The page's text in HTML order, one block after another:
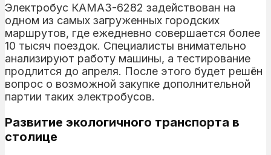
Электробус КАМАЗ-6282 задействован на
одном из самых загруженных городских
маршрутов, где ежедневно совершается более
10 тысяч поездок. Специалисты внимательно
анализируют работу машины, а тестирование
продлится до апреля. После этого будет решён
вопрос о возможной закупке дополнительной
партии таких электробусов.
Развитие экологичного транспорта в
столице